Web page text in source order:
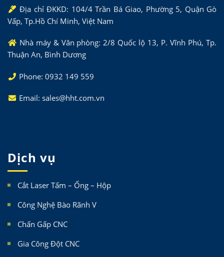
Địa chỉ ĐKKD: 104/4 Trần Bá Giao, Phường 5, Quận Gò
Vấp, Tp.Hồ Chí Minh, Việt Nam
Nhà máy & Văn phòng: 2/8 Quốc lộ 13, P. Vĩnh Phú, Tp.
Thuận An, Bình Dương
Phone: 0932 149 559
Email: sales@hht.com.vn
Dịch vụ
Cắt Laser Tấm – Ống – Hộp
Công Nghệ Bào Rãnh V
Chấn Gấp CNC
Gia Công Đột CNC